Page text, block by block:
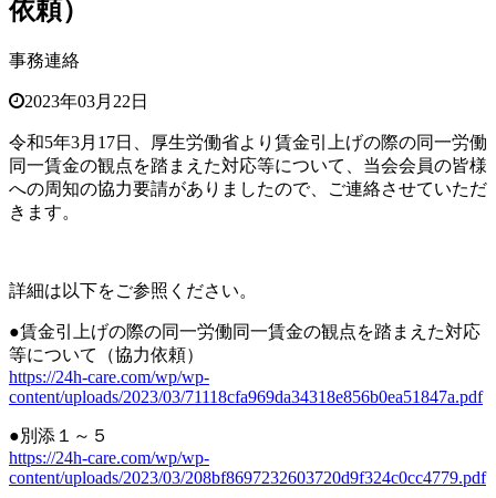
依頼）
事務連絡
2023年03月22日
令和5年3月17日、厚生労働省より賃金引上げの際の同一労働
同一賃金の観点を踏まえた対応等について、当会会員の皆様
への周知の協力要請がありましたので、ご連絡させていただ
きます。
詳細は以下をご参照ください。
●賃金引上げの際の同一労働同一賃金の観点を踏まえた対応
等について（協力依頼）
https://24h-care.com/wp/wp-
content/uploads/2023/03/71118cfa969da34318e856b0ea51847a.pdf
●別添１～５
https://24h-care.com/wp/wp-
content/uploads/2023/03/208bf8697232603720d9f324c0cc4779.pdf